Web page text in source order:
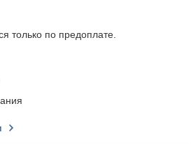
только по предоплате.